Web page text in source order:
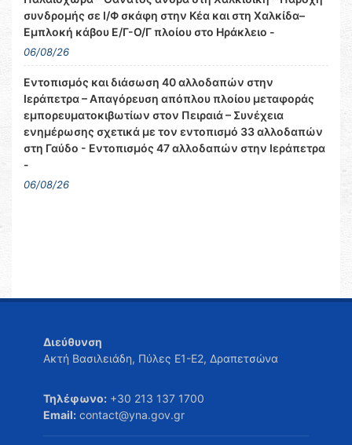
συνδρομής σε Ι/Φ σκάφη στην Κέα και στη Χαλκίδα–
Εμπλοκή κάβου Ε/Γ-Ο/Γ πλοίου στο Ηράκλειο -
06/08/26
Εντοπισμός και διάσωση 40 αλλοδαπών στην
Ιεράπετρα – Απαγόρευση απόπλου πλοίου μεταφοράς
εμπορευματοκιβωτίων στον Πειραιά – Συνέχεια
ενημέρωσης σχετικά με τον εντοπισμό 33 αλλοδαπών
στη Γαύδο - Εντοπισμός 47 αλλοδαπών στην Ιεράπετρα
-
06/08/26
Διεύθυνση
Ακτή Βασιλειάδη, Πύλες Ε1-Ε2, Δραπετσώνα
Τηλέφωνο: +30 213 137 1700
Email: contact@yna.gov.gr